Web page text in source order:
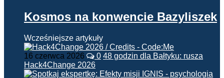
Kosmos na konwencie Bazyliszek
Wcześniejsze artykuły
16 czerwca 2026 0 48 godzin dla Bałtyku: rusza
Hack4Change 2026